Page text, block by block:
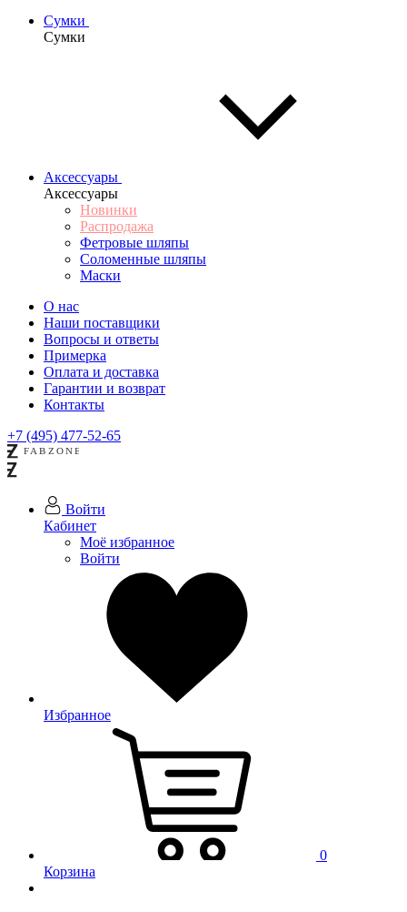
Сумки
Сумки
Аксессуары
Аксессуары
Новинки
Распродажа
Фетровые шляпы
Соломенные шляпы
Маски
О нас
Наши поставщики
Вопросы и ответы
Примерка
Оплата и доставка
Гарантии и возврат
Контакты
+7 (495) 477-52-65
Войти
Кабинет
Моё избранное
Войти
Избранное
0
Корзина